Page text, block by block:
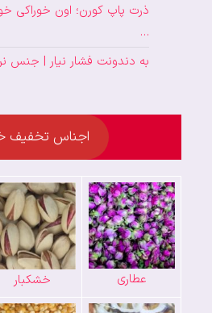
ذرت پاپ کورن؛ اون
…
به دندونت فشار نیار | جنس
اجناس تخفیف
عطاری خشکبار